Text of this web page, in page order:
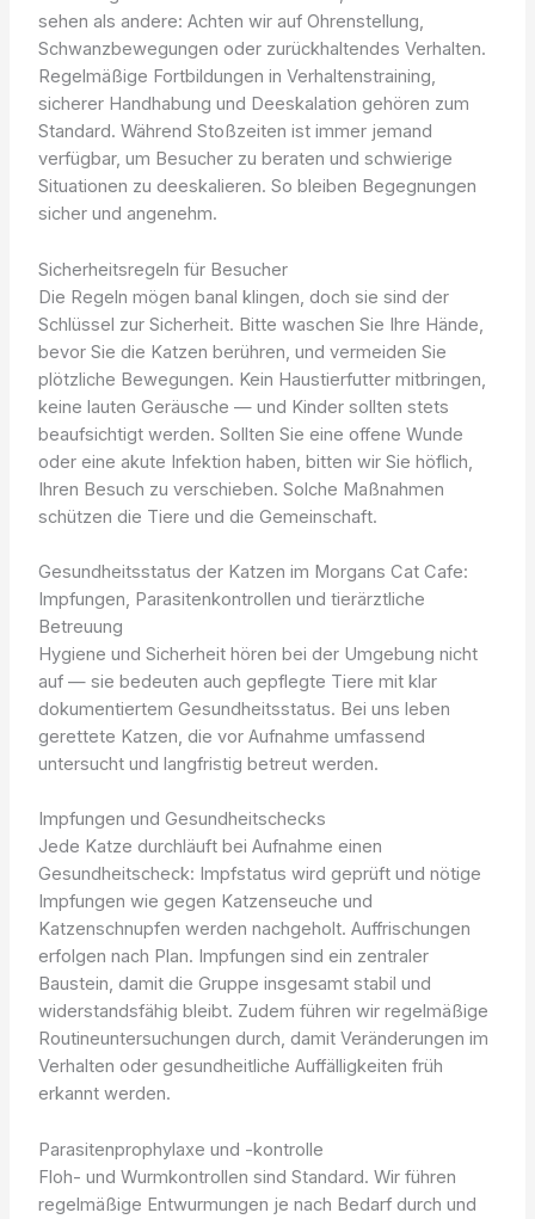
sehen als andere: Achten wir auf Ohrenstellung,
Schwanzbewegungen oder zurückhaltendes Verhalten.
Regelmäßige Fortbildungen in Verhaltenstraining,
sicherer Handhabung und Deeskalation gehören zum
Standard. Während Stoßzeiten ist immer jemand
verfügbar, um Besucher zu beraten und schwierige
Situationen zu deeskalieren. So bleiben Begegnungen
sicher und angenehm.
Sicherheitsregeln für Besucher
Die Regeln mögen banal klingen, doch sie sind der
Schlüssel zur Sicherheit. Bitte waschen Sie Ihre Hände,
bevor Sie die Katzen berühren, und vermeiden Sie
plötzliche Bewegungen. Kein Haustierfutter mitbringen,
keine lauten Geräusche — und Kinder sollten stets
beaufsichtigt werden. Sollten Sie eine offene Wunde
oder eine akute Infektion haben, bitten wir Sie höflich,
Ihren Besuch zu verschieben. Solche Maßnahmen
schützen die Tiere und die Gemeinschaft.
Gesundheitsstatus der Katzen im Morgans Cat Cafe:
Impfungen, Parasitenkontrollen und tierärztliche
Betreuung
Hygiene und Sicherheit hören bei der Umgebung nicht
auf — sie bedeuten auch gepflegte Tiere mit klar
dokumentiertem Gesundheitsstatus. Bei uns leben
gerettete Katzen, die vor Aufnahme umfassend
untersucht und langfristig betreut werden.
Impfungen und Gesundheitschecks
Jede Katze durchläuft bei Aufnahme einen
Gesundheitscheck: Impfstatus wird geprüft und nötige
Impfungen wie gegen Katzenseuche und
Katzenschnupfen werden nachgeholt. Auffrischungen
erfolgen nach Plan. Impfungen sind ein zentraler
Baustein, damit die Gruppe insgesamt stabil und
widerstandsfähig bleibt. Zudem führen wir regelmäßige
Routineuntersuchungen durch, damit Veränderungen im
Verhalten oder gesundheitliche Auffälligkeiten früh
erkannt werden.
Parasitenprophylaxe und -kontrolle
Floh- und Wurmkontrollen sind Standard. Wir führen
regelmäßige Entwurmungen je nach Bedarf durch und